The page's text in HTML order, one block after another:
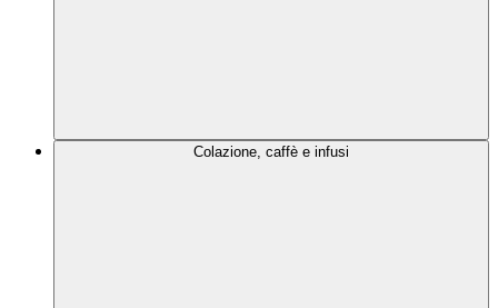
Colazione, caffè e infusi